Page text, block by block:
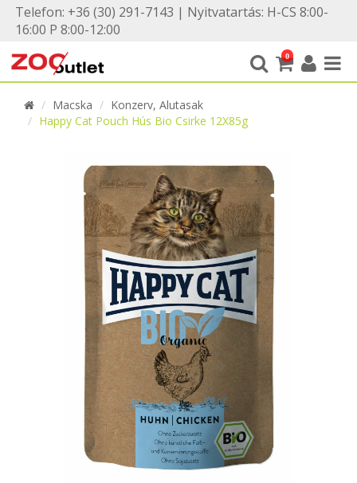
Telefon: +36 (30) 291-7143 | Nyitvatartás: H-CS 8:00-
16:00 P 8:00-12:00
0
Macska
Konzerv, Alutasak
Happy Cat Pouch Hús Bio Csirke 12X85g